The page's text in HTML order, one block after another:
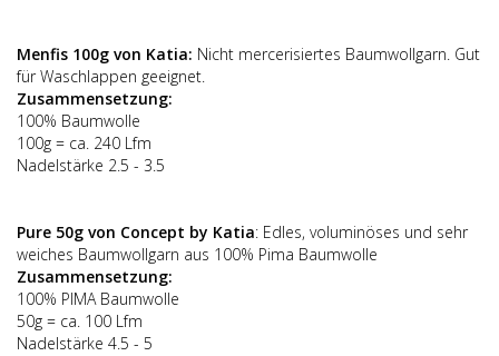
Menfis 100g von Katia: Nicht mercerisiertes Baumwollgarn. Gut
für Waschlappen geeignet.
Zusammensetzung:
100% Baumwolle
100g = ca. 240 Lfm
Nadelstärke 2.5 - 3.5
Pure 50g von Concept by Katia: Edles, voluminöses und sehr
weiches Baumwollgarn aus 100% Pima Baumwolle
Zusammensetzung:
100% PIMA Baumwolle
50g = ca. 100 Lfm
Nadelstärke 4.5 - 5